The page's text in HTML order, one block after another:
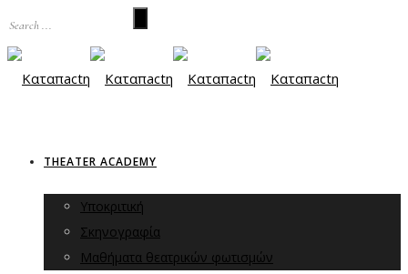
THEATER ACADEMY
Υποκριτική
Σκηνογραφία
Μαθήματα θεατρικών φωτισμών